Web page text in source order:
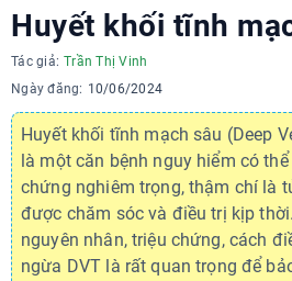
Huyết khối tĩnh
Tác giả: Trần Thị Vinh
Ngày đăng: 10/06/2024
Huyết khối tĩnh mạch sâu (Deep
là một căn bệnh nguy hiểm có
chứng nghiêm trọng, thậm chí là
được chăm sóc và điều trị kịp
nguyên nhân, triệu chứng, cách
ngừa DVT là rất quan trọng để